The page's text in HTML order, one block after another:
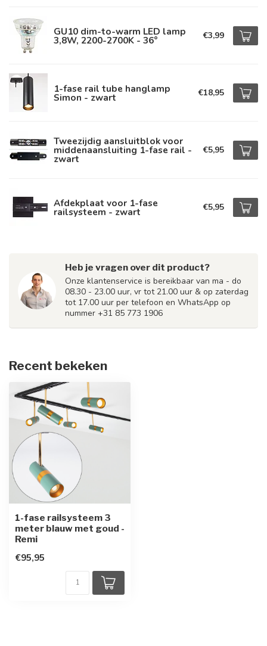
GU10 dim-to-warm LED lamp
3,8W, 2200-2700K - 36° €3,99
1-fase rail tube hanglamp
Simon - zwart €18,95
Tweezijdig aansluitblok voor
middenaansluiting 1-fase rail -
zwart
€5,95
Afdekplaat voor 1-fase
railsysteem - zwart €5,95
Heb je vragen over dit product?
Onze klantenservice is bereikbaar van ma - do
08.30 - 23.00 uur, vr tot 21.00 uur & op zaterdag
tot 17.00 uur per telefoon en WhatsApp op
nummer +31 85 773 1906
Recent bekeken
1-fase railsysteem 3
meter blauw met goud -
Remi
€95,95